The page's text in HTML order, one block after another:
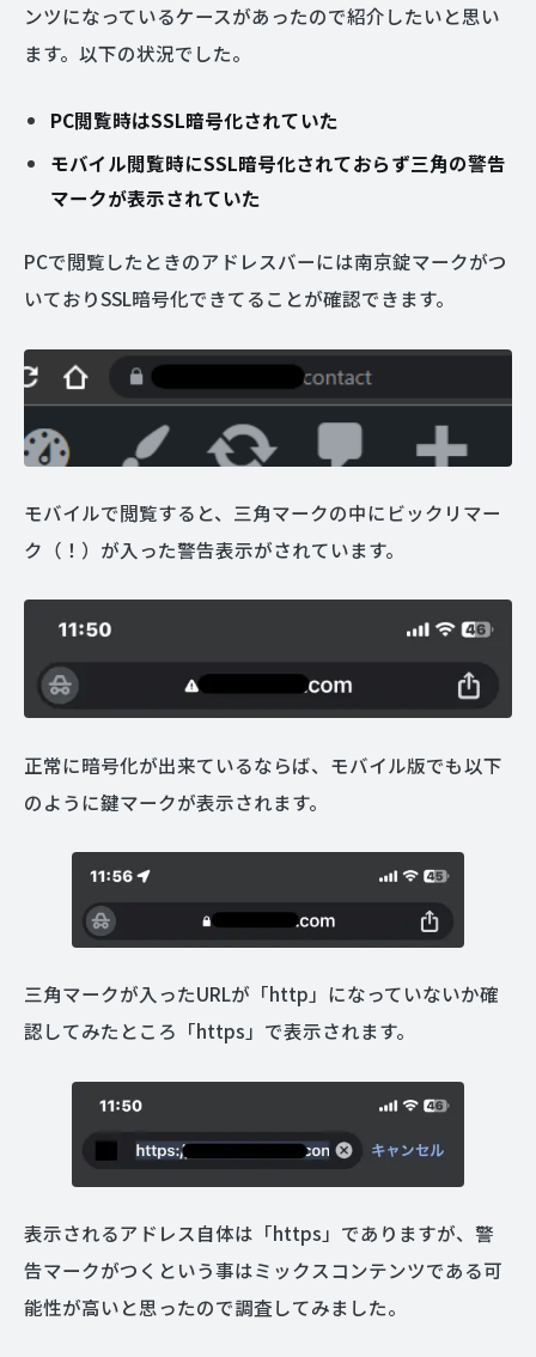
ンツになっているケースがあったので紹介したいと思い
ます。以下の状況でした。
PC閲覧時はSSL暗号化されていた
モバイル閲覧時にSSL暗号化されておらず三角の警告
マークが表示されていた
PCで閲覧したときのアドレスバーには南京錠マークがつ
いておりSSL暗号化できてることが確認できます。
モバイルで閲覧すると、三角マークの中にビックリマー
ク（！）が入った警告表示がされています。
正常に暗号化が出来ているならば、モバイル版でも以下
のように鍵マークが表示されます。
三角マークが入ったURLが「http」になっていないか確
認してみたところ「https」で表示されます。
表示されるアドレス自体は「https」でありますが、警
告マークがつくという事はミックスコンテンツである可
能性が高いと思ったので調査してみました。